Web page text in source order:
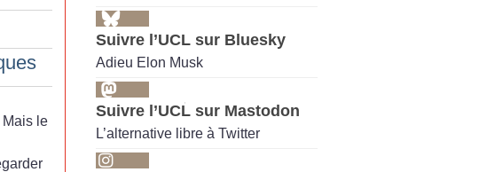
Mais le
Suivre l’UCL sur Bluesky
Adieu Elon Musk
Suivre l’UCL sur Mastodon
L’alternative libre à Twitter